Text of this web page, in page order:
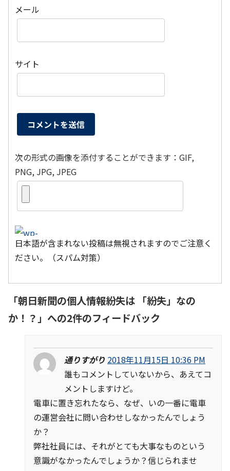
メール
サイト
次の形式の画像を添付することができます：GIF,
PNG, JPG, JPEG
日本語が含まれない投稿は無視されますのでご注意く
ださい。（スパム対策）
「朝日新聞の個人情報紛失は 「紛失」なの
か！？ 」への2件のフィードバック
通りすがり 2018年11月15日 10:36 PM
誰もコメントしていないから、あえてコ
メントしますけど。
電車に置き忘れたなら、なぜ、いの一番に電車
の運営会社に問い合わせしなかったんでしょう
か？
弊社社員には、それがとても大事なものという
意識がなかったんでしょうか？信じられませ